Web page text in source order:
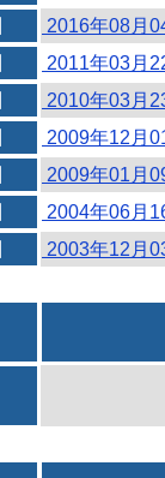
2016年08月
2011年03月
2010年03月
2009年12月
2009年01月
2004年06月
2003年12月